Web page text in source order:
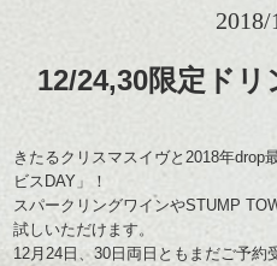
2018/
12/24,30限定ド
きたるクリスマスイヴと2018年drop
ビスDAY」！
スパークリングワインやSTUMP
試しいただけます。
12月24日、30日両日ともまだご予